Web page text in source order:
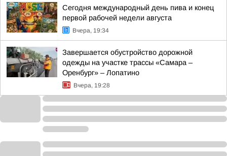
Сегодня международный день пива и конец
первой рабочей недели августа
Вчера, 19:34
Завершается обустройство дорожной
одежды на участке трассы «Самара –
Оренбург» – Лопатино
Вчера, 19:28